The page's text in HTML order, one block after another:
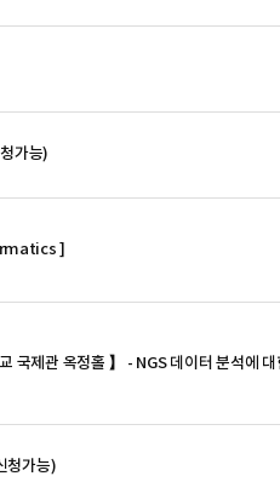
가능)
]
국제관 옥정홀 】 - NGS 데이터 분석에
청가능)